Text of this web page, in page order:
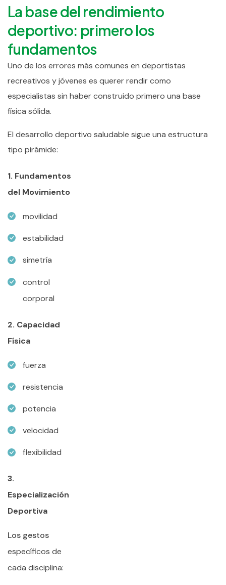
La base del rendimiento
deportivo: primero los
fundamentos
Uno de los errores más comunes en deportistas
recreativos y jóvenes es querer rendir como
especialistas sin haber construido primero una base
física sólida.
El desarrollo deportivo saludable sigue una estructura
tipo pirámide:
1. Fundamentos
del Movimiento
movilidad
estabilidad
simetría
control
corporal
2. Capacidad
Física
fuerza
resistencia
potencia
velocidad
flexibilidad
3.
Especialización
Deportiva
Los gestos
específicos de
cada disciplina: